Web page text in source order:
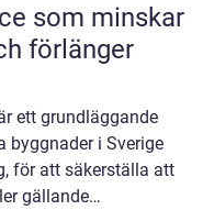
som minskar
förlänger
ett grundläggande
byggnader i Sverige
för att säkerställa att
gällande